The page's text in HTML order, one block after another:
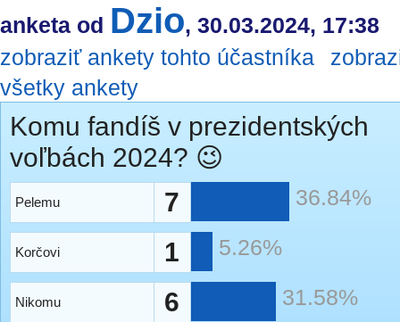
anketa od Dzio, 30.03.2024, 17:38
zobraziť ankety tohto účastníka
všetky ankety
Komu fandíš v prezidentských
voľbách 2024? 😉
Pelemu 7 36.84%
Korčovi 1 5.26%
Nikomu 6 31.58%